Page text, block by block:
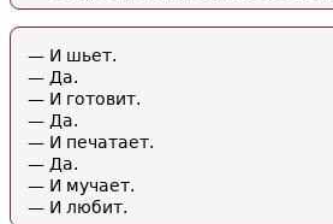
— И шьет.
— Да.
— И готовит.
— Да.
— И печатает.
— Да.
— И мучает.
— И любит.